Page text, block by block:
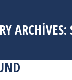
ARCHIVES: